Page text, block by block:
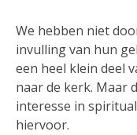
We hebben niet
invulling van hun
een heel klein deel
naar de kerk. Maar
interesse in
hiervoor.